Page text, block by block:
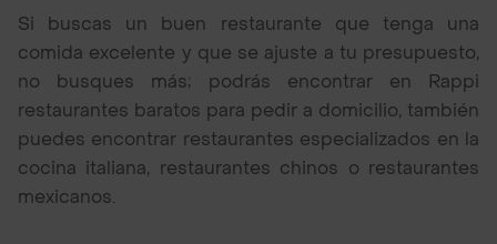
Si buscas un buen restaurante que tenga una
comida excelente y que se ajuste a tu presupuesto,
no busques más; podrás encontrar en Rappi
restaurantes baratos para pedir a domicilio, también
puedes encontrar restaurantes especializados en la
cocina italiana, restaurantes chinos o restaurantes
mexicanos.